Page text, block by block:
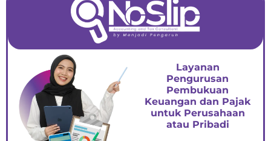
Layanan
Pengurusan
Pembukuan
Keuangan dan Pajak
untuk Perusahaan
atau Pribadi